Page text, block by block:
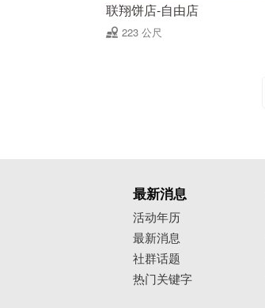
联翔饼店-自由店
223 公尺
最新消息
活动年历
最新消息
社群话题
热门关键字